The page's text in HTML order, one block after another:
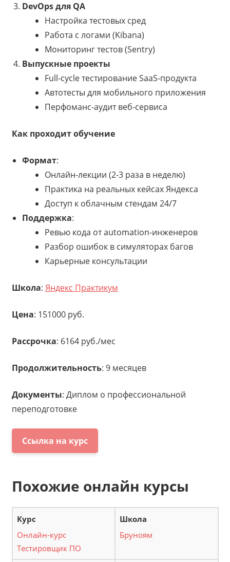
DevOps для QA
Настройка тестовых сред
Работа с логами (Kibana)
Мониторинг тестов (Sentry)
Выпускные проекты
Full-cycle тестирование SaaS-продукта
Автотесты для мобильного приложения
Перфоманс-аудит веб-сервиса
Как проходит обучение
Формат:
Онлайн-лекции (2-3 раза в неделю)
Практика на реальных кейсах Яндекса
Доступ к облачным стендам 24/7
Поддержка:
Ревью кода от automation-инженеров
Разбор ошибок в симуляторах багов
Карьерные консультации
Школа: Яндекс Практикум
Цена: 151000 руб.
Рассрочка: 6164 руб./мес
Продолжительность: 9 месяцев
Документы: Диплом о профессиональной
переподготовке
Ссылка на курс
Похожие онлайн курсы
Онлайн-курс
Тестировщик ПО
Бруноям